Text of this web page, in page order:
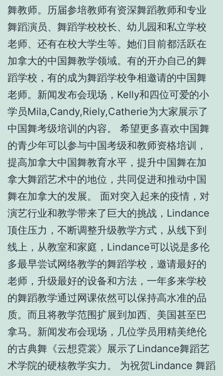
舞教师。历届参培教师有资深舞蹈教师和专业
舞蹈演员、舞蹈学校校长、幼儿园和私立学校
老师、还有在校大学生等。她们目前都活跃在
加拿大的中国舞教学领域。有的开办自己的舞
蹈学校，有的成为舞蹈学校争相邀请的中国舞
老师。新闻发布会现场，Kelly和四位可爱的小
学员Mila,Candy,Riely,Catherie为大家展示了
中国舞考级培训的内容。 希望更多喜欢中国舞
的青少年可以参与中国考级和教师资格培训，
提高加拿大中国舞教育水平，提升中国舞在加
拿大舞蹈艺术中的地位，共同促进和推动中国
舞在加拿大的发展。 面对突入起来的疫情，对
演艺行业和教学带来了巨大的挑战，Lindance
顶住压力，不断调整升级教学方式，从线下到
线上，从教室和家庭，Lindance可以说是多伦
多最早尝试网络教学的舞蹈学校，邀请最好的
老师，升级最好的设备和方法，一年多来学校
的舞蹈教学通过网课依然可以保持高水准的品
质。而且将教学范围扩展到加西、美国甚至巴
拿马。新闻发布会现场，几位学员用精美绝伦
的古典舞《云想霓裳》展示了Lindance舞蹈艺
术学院的硬核教学实力。 为祝贺Lindance 舞蹈